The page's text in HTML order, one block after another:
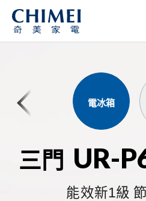
電冰箱
三門 UR-
能效新1級